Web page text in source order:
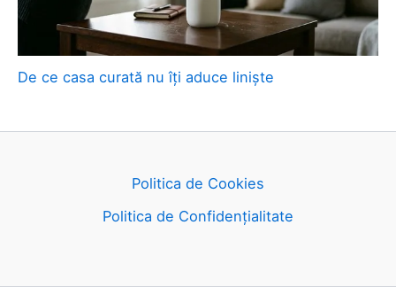
De ce casa curată nu îți aduce liniște
Politica de Cookies
Politica de Confidențialitate